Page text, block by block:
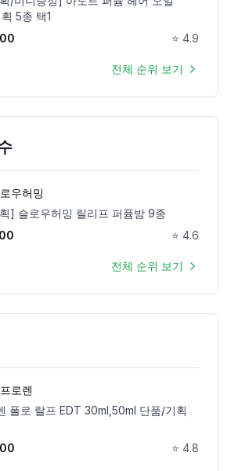
5종 택1
⭐ 4.9
전체 순위 보기
우허밍
] 슬로우허밍 릴리프 퍼퓸밤 9종
⭐ 4.6
전체 순위 보기
로렌
폴로 랄프 EDT 30ml,50ml 단품/기획
⭐ 4.8